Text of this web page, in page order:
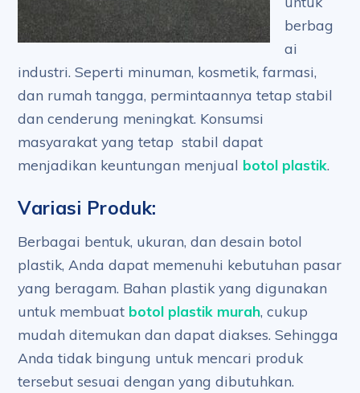
berbag
ai
industri. Seperti minuman, kosmetik, farmasi,
dan rumah tangga, permintaannya tetap stabil
dan cenderung meningkat. Konsumsi
masyarakat yang tetap stabil dapat
menjadikan keuntungan menjual botol plastik.
Variasi Produk:
Berbagai bentuk, ukuran, dan desain botol
plastik, Anda dapat memenuhi kebutuhan pasar
yang beragam. Bahan plastik yang digunakan
untuk membuat botol plastik murah, cukup
mudah ditemukan dan dapat diakses. Sehingga
Anda tidak bingung untuk mencari produk
tersebut sesuai dengan yang dibutuhkan.